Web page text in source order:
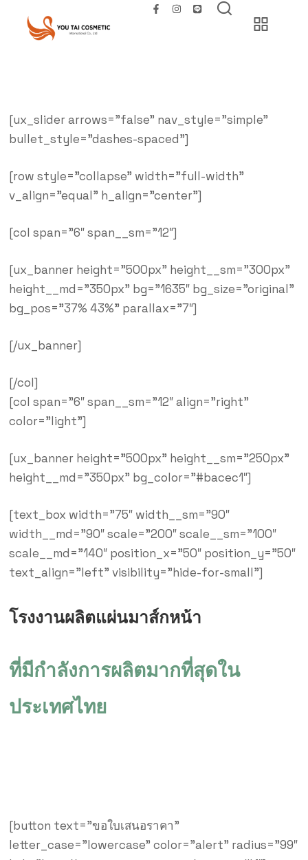
[ux_slider arrows=”false” nav_style=”simple”
bullet_style=”dashes-spaced”]
[row style=”collapse” width=”full-width”
v_align=”equal” h_align=”center”]
[col span=”6″ span__sm=”12″]
[ux_banner height=”500px” height__sm=”300px”
height__md=”350px” bg=”1635″ bg_size=”original”
bg_pos=”37% 43%” parallax=”7″]
[/ux_banner]
[/col]
[col span=”6″ span__sm=”12″ align=”right”
color=”light”]
[ux_banner height=”500px” height__sm=”250px”
height__md=”350px” bg_color=”#bacec1″]
[text_box width=”75″ width__sm=”90″
width__md=”90″ scale=”200″ scale__sm=”100″
scale__md=”140″ position_x=”50″ position_y=”50″
text_align=”left” visibility=”hide-for-small”]
โรงงานผลิตแผ่นมาส์กหน้า
ที่มีกำลังการผลิตมากที่สุดใน
ประเทศไทย
[button text=”ขอใบเสนอราคา”
letter_case=”lowercase” color=”alert” radius=”99″